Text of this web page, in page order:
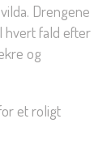
Drengene
hvert fald efter
og
et roligt